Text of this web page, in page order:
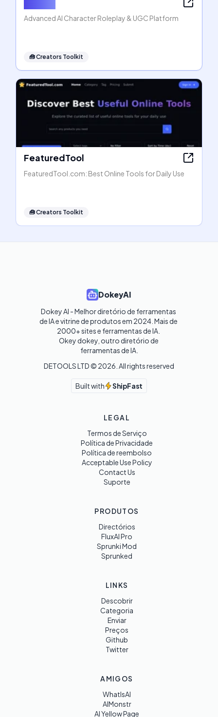
Advanced AI Character Roleplay & UGC Platform
🧰Creators Toolkit
FeaturedTool
FeaturedTool.com: Best Online Tools for Daily Use
🧰Creators Toolkit
DokeyAI
Dokey AI - Melhor diretório de ferramentas
de IA e vitrine de produtos em 2024. Mais de
2000+ sites e ferramentas de IA.
Okey dokey, outro diretório de
ferramentas de IA.
DETOOLS LTD © 2026 . All rights reserved
Built with ShipFast
LEGAL
Termos de Serviço
Política de Privacidade
Política de reembolso
Acceptable Use Policy
Contact Us
Suporte
PRODUTOS
Directórios
FluxAI Pro
Sprunki Mod
Sprunked
LINKS
Descobrir
Categoria
Enviar
Preços
Github
Twitter
AMIGOS
WhatIsAI
AIMonstr
AI Yellow Page